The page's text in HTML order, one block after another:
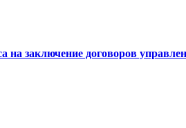
заключение договоров